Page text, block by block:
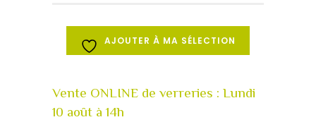
AJOUTER À MA SÉLECTION